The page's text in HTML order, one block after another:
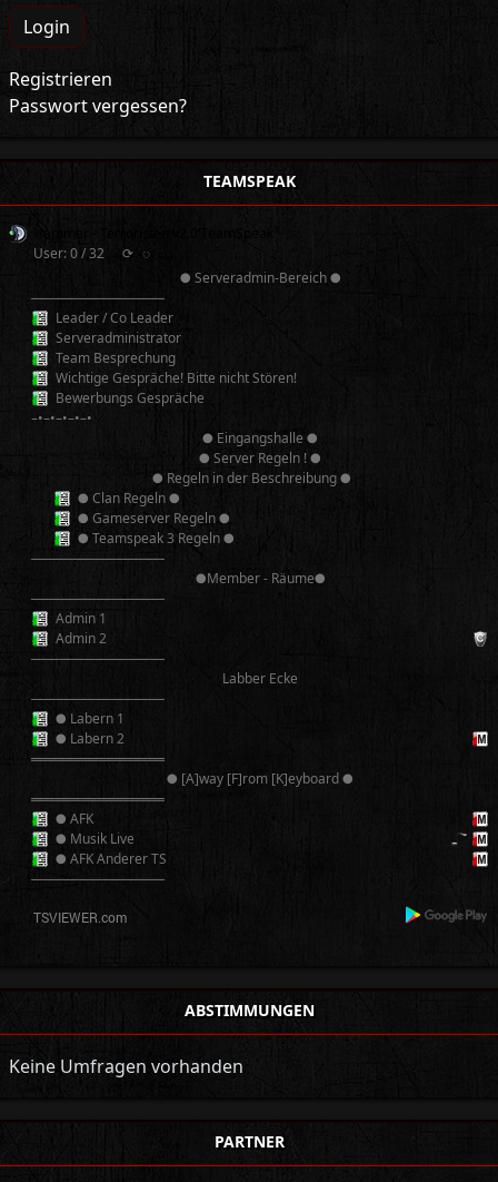
Login
Registrieren
Passwort vergessen?
TEAMSPEAK
User: 0 / 32
⟳ ◌
● Serveradmin-Bereich ●
──────────
Leader / Co Leader
Serveradministrator
Team Besprechung
Wichtige Gespräche! Bitte nicht Stören!
Bewerbungs Gespräche
–•–•–•–•–•
● Eingangshalle ●
● Server Regeln ! ●
● Regeln in der Beschreibung ●
● Clan Regeln ●
● Gameserver Regeln ●
● Teamspeak 3 Regeln ●
──────────
●Member - Räume●
──────────
Admin 1
Admin 2
──────────
Labber Ecke
──────────
● Labern 1
● Labern 2
══════════
● [A]way [F]rom [K]eyboard ●
══════════
● AFK
● Musik Live
● AFK Anderer TS
──────────
ABSTIMMUNGEN
Keine Umfragen vorhanden
PARTNER